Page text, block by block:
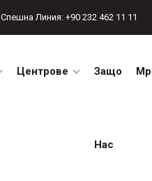
Спешна Линия: +90 232 462 11 11
Центрове Защо
Нас